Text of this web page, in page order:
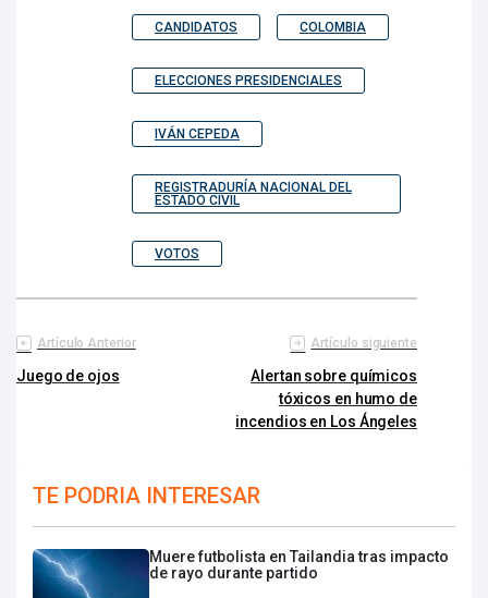
CANDIDATOS COLOMBIA
ELECCIONES PRESIDENCIALES
IVÁN CEPEDA
REGISTRADURÍA NACIONAL DEL
ESTADO CIVIL
VOTOS
Artículo Anterior
Juego de ojos
Artículo siguiente
Alertan sobre químicos
tóxicos en humo de
incendios en Los Ángeles
TE PODRIA INTERESAR
Muere futbolista en Tailandia tras impacto
de rayo durante partido